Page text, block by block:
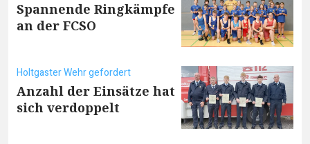
Spannende Ringkämpfe
an der FCSO
Holtgaster Wehr gefordert
Anzahl der Einsätze hat
sich verdoppelt